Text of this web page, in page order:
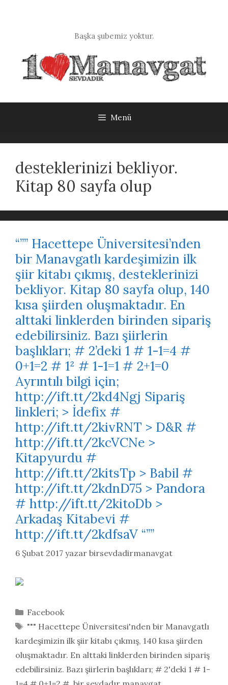
Başka şubemiz yoktur.
Menü
desteklerinizi bekliyor.
Kitap 80 sayfa olup
“”” Hacettepe Üniversitesi’nden
bir Manavgatlı kardeşimizin ilk
şiir kitabı çıkmış, desteklerinizi
bekliyor. Kitap 80 sayfa olup, 140
kısa şiirden oluşmaktadır. En
alttaki linklerden birinden sipariş
edebilirsiniz. Bazı şiirlerin
başlıkları; # 2’deki 1 # 1-1=4 #
0+1=2 # 1² # 1-1=1 # 2+1=0
Ayrıntılı bilgi için;
http://ift.tt/2kd4Ngj Sipariş
linkleri; > İdefix #
http://ift.tt/2kivRNT > D&R #
http://ift.tt/2kcVCNe >
Kitapyurdu #
http://ift.tt/2kitsTp > Babil #
http://ift.tt/2kdnD75 > Pandora
# http://ift.tt/2kitoDb >
Arkadaş Kitabevi #
http://ift.tt/2kdfsaV “””
6 Şubat 2017 yazar birsevdadirmanavgat
Kategoriler
Facebook
Etiketler
""" Hacettepe Üniversitesi'nden bir Manavgatlı
kardeşimizin ilk şiir kitabı çıkmış, 140 kısa şiirden
oluşmaktadır. En alttaki linklerden birinden sipariş
edebilirsiniz. Bazı şiirlerin başlıkları; # 2'deki 1 # 1-